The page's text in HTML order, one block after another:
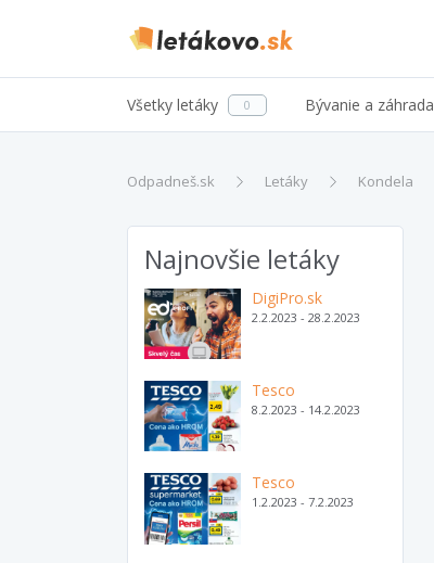
Všetky letáky 0 Bývanie a záhrada
Odpadneš.sk Letáky Kondela
Najnovšie letáky
DigiPro.sk
2.2.2023 - 28.2.2023
Tesco
8.2.2023 - 14.2.2023
Tesco
1.2.2023 - 7.2.2023